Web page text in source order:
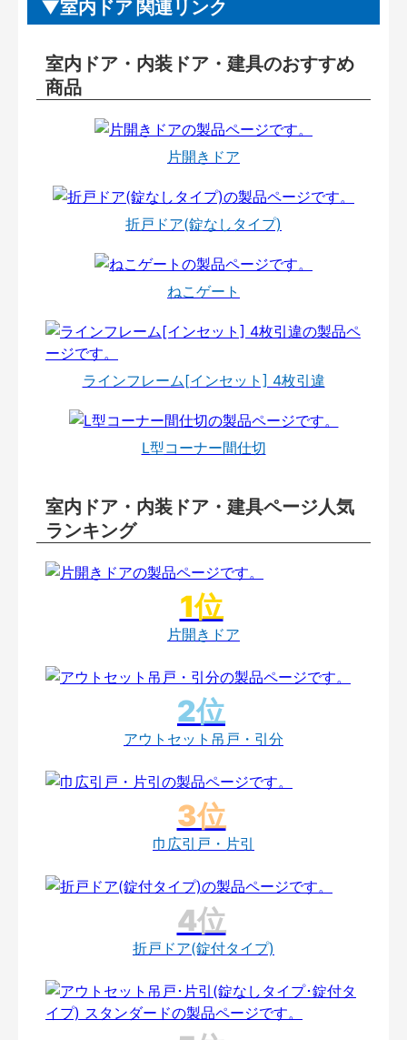
室内ドア 関連リンク
室内ドア・内装ドア・建具のおすすめ
商品
片開きドア
折戸ドア(錠なしタイプ)
ねこゲート
ラインフレーム[インセット] 4枚引違
L型コーナー間仕切
室内ドア・内装ドア・建具ページ人気
ランキング
片開きドア
アウトセット吊戸・引分
巾広引戸・片引
折戸ドア(錠付タイプ)